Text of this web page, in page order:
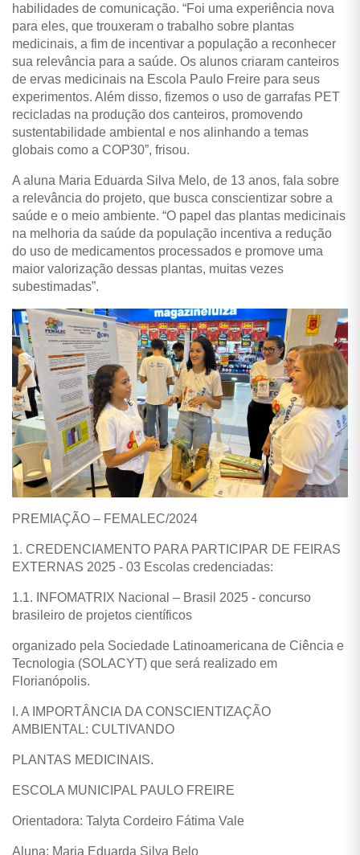
habilidades de comunicação. “Foi uma experiência nova
para eles, que trouxeram o trabalho sobre plantas
medicinais, a fim de incentivar a população a reconhecer
sua relevância para a saúde. Os alunos criaram canteiros
de ervas medicinais na Escola Paulo Freire para seus
experimentos. Além disso, fizemos o uso de garrafas PET
recicladas na produção dos canteiros, promovendo
sustentabilidade ambiental e nos alinhando a temas
globais como a COP30”, frisou.
A aluna Maria Eduarda Silva Melo, de 13 anos, fala sobre
a relevância do projeto, que busca conscientizar sobre a
saúde e o meio ambiente. “O papel das plantas medicinais
na melhoria da saúde da população incentiva a redução
do uso de medicamentos processados e promove uma
maior valorização dessas plantas, muitas vezes
subestimadas”.
PREMIAÇÃO – FEMALEC/2024
1. CREDENCIAMENTO PARA PARTICIPAR DE FEIRAS
EXTERNAS 2025 - 03 Escolas credenciadas:
1.1. INFOMATRIX Nacional – Brasil 2025 - concurso
brasileiro de projetos científicos
organizado pela Sociedade Latinoamericana de Ciência e
Tecnologia (SOLACYT) que será realizado em
Florianópolis.
I. A IMPORTÂNCIA DA CONSCIENTIZAÇÃO
AMBIENTAL: CULTIVANDO
PLANTAS MEDICINAIS.
ESCOLA MUNICIPAL PAULO FREIRE
Orientadora: Talyta Cordeiro Fátima Vale
Aluna: Maria Eduarda Silva Belo